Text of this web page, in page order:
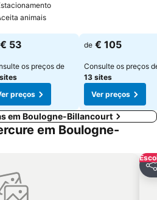
animais
preços
€ 53
os preços de
preços
de € 105
Consulte os preços
13 sites
Ver preços
em Boulogne-Billancourt
em Boulogne-